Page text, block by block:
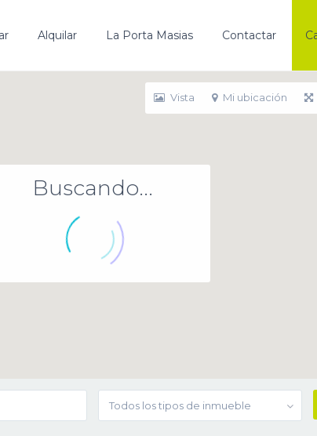
Alquilar La Porta Masias Contactar
Buscando...
Vista Mi ubicación
Todos los tipos de inmueble